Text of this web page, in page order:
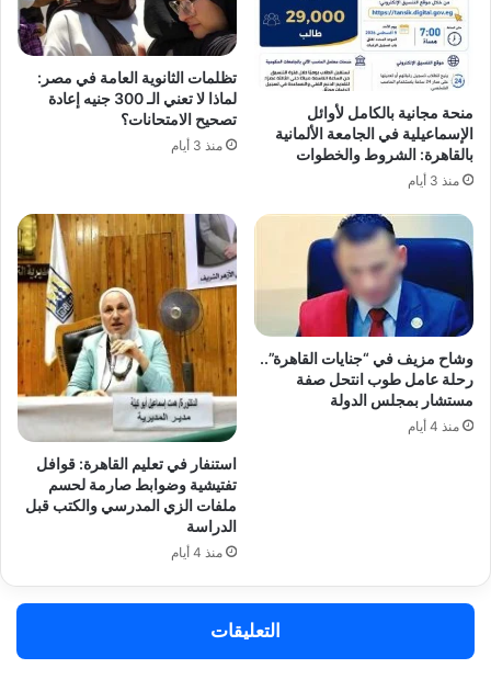
منحة مجانية بالكامل لأوائل
الإسماعيلية في الجامعة الألمانية
بالقاهرة: الشروط والخطوات
منذ 3 أيام
تظلمات الثانوية العامة في مصر:
لماذا لا تعني الـ 300 جنيه إعادة
تصحيح الامتحانات؟
منذ 3 أيام
وشاح مزيف في “جنايات القاهرة”..
رحلة عامل طوب انتحل صفة
مستشار بمجلس الدولة
منذ 4 أيام
استنفار في تعليم القاهرة: قوافل
تفتيشية وضوابط صارمة لحسم
ملفات الزي المدرسي والكتب قبل
الدراسة
منذ 4 أيام
التعليقات